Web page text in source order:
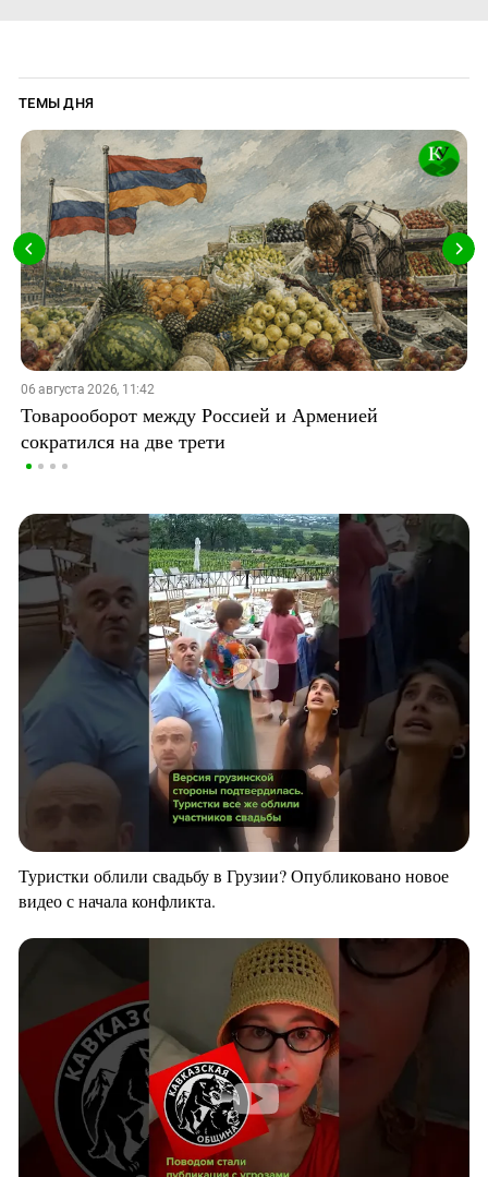
ТЕМЫ ДНЯ
06 августа 2026, 11:42
Товарооборот между Россией и Арменией
сократился на две трети
Туристки облили свадьбу в Грузии? Опубликовано новое
видео с начала конфликта.